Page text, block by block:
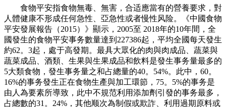
食物平安指食物無毒、無害，合适應當有的營養要求，對
人體健康不形成任何急性、亞急性或者慢性风险。《中國食物
平安發展報告（2015）》顯示，2005至 2018年的10年間，全
國發生的食物平安事务數量達到227386起，平均全國每天發生
約62。3起，處于高發期。最具大眾化的肉與肉成品、蔬菜與
蔬菜成品、酒類、生果與生果成品和飲料是發生事务量最多的
5大類食物，發生事务量之和占總量的40。54%。此中，60。
16%的事务發生正在食物生產與加工環節，75。5%的事务是
由人為要素所導致，此中不規范利用添加劑引發的事务最多，
占總數的31。24%，其他顺次為制假或欺詐、利用過期原料或